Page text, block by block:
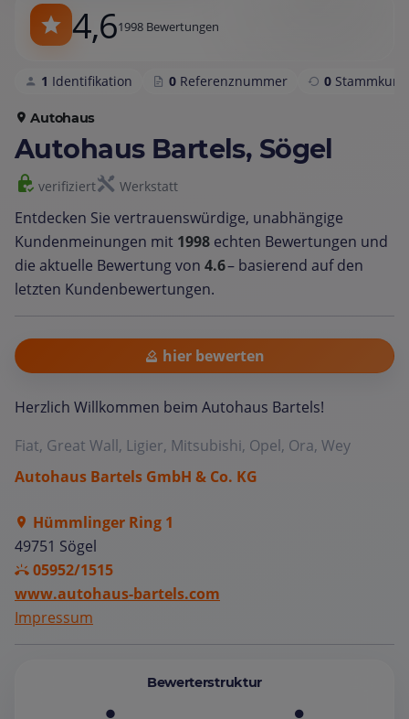
4,61998 Bewertungen
1 Identifikation 0 Referenznummer 0
Autohaus
Autohaus Bartels, Sögel
verifiziert Werkstatt
Entdecken Sie vertrauenswürdige, unabhängige
Kundenmeinungen mit 1998 echten Bewertungen und
die aktuelle Bewertung von 4.6– basierend auf den
letzten Kundenbewertungen.
hier bewerten
Herzlich Willkommen beim Autohaus Bartels!
Fiat, Great Wall, Ligier, Mitsubishi, Opel, Ora, Wey
Autohaus Bartels GmbH & Co. KG
Hümmlinger Ring 1
49751 Sögel
05952/1515
www.autohaus-bartels.com
Impressum
Bewerterstruktur